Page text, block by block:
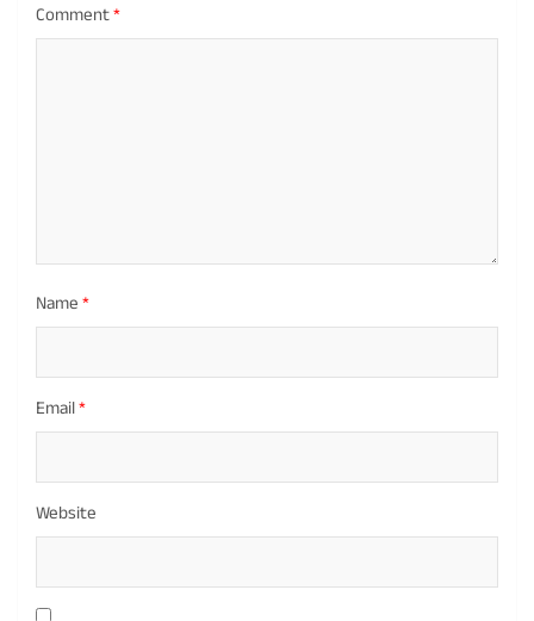
Comment*
Name*
Email*
Website